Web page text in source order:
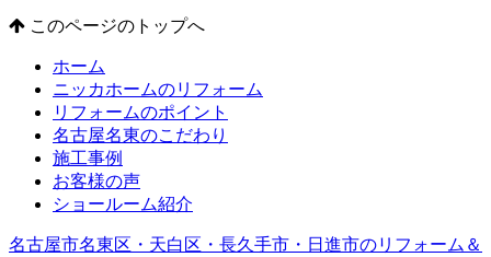
このページのトップへ
ホーム
ニッカホームのリフォーム
リフォームのポイント
名古屋名東のこだわり
施工事例
お客様の声
ショールーム紹介
名古屋市名東区・天白区・長久手市・日進市のリフォーム＆